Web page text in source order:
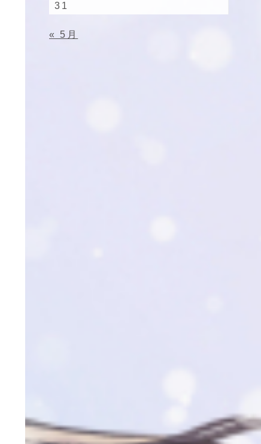
31
« 5月